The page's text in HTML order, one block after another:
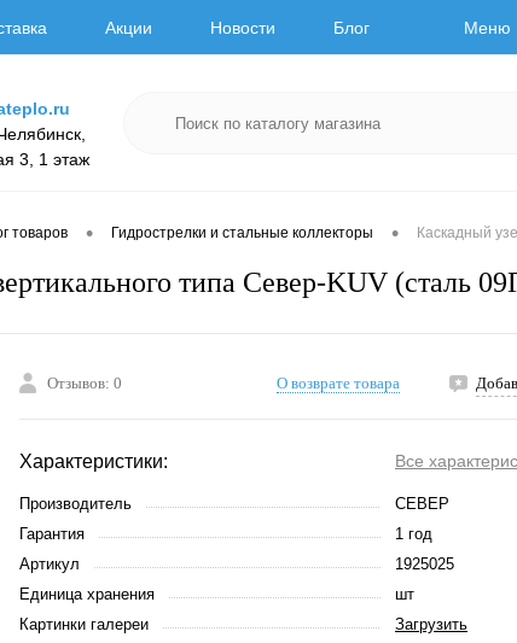
Акции Новости Блог Меню
3, 1 этаж
товаров • Гидрострелки и стальные коллекторы • Каскадный
типа Север-KUV (сталь
Отзывов: 0 О возврате товара
Характеристики: Все
Производитель
СЕВЕР
Гарантия
1 год
Артикул
1925025
Единица хранения
шт
Картинки галереи
Загрузить